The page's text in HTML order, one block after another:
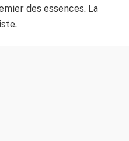
des essences. La